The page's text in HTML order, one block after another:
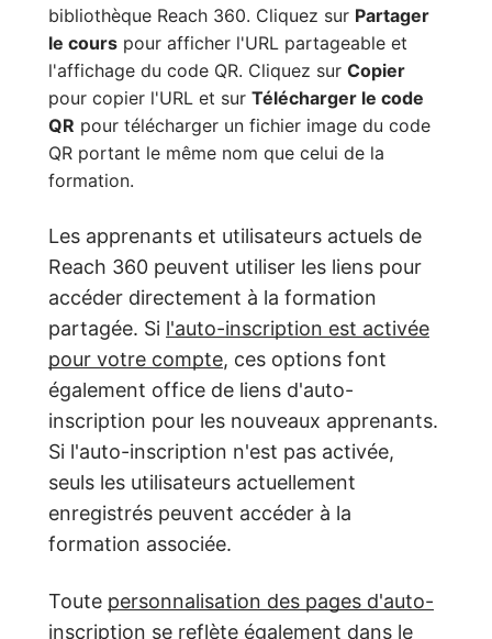
bibliothèque Reach 360. Cliquez sur Partager
le cours pour afficher l'URL partageable et
l'affichage du code QR. Cliquez sur Copier
pour copier l'URL et sur Télécharger le code
QR pour télécharger un fichier image du code
QR portant le même nom que celui de la
formation.
Les apprenants et utilisateurs actuels de
Reach 360 peuvent utiliser les liens pour
accéder directement à la formation
partagée. Si l'auto-inscription est activée
pour votre compte, ces options font
également office de liens d'auto-
inscription pour les nouveaux apprenants.
Si l'auto-inscription n'est pas activée,
seuls les utilisateurs actuellement
enregistrés peuvent accéder à la
formation associée.
Toute personnalisation des pages d'auto-
inscription se reflète également dans le